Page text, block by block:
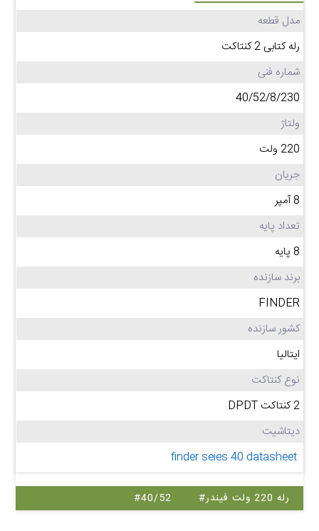
مدل قطعه
رله کتابی 2 کنتاکت
شماره فنی
40/52/8/230
ولتاژ
220 ولت
جریان
8 آمپر
تعداد پایه
8 پایه
برند سازنده
FINDER
کشور سازنده
ایتالیا
نوع کنتاکت
2 کنتاکت DPDT
دیتاشیت
finder seies 40 datasheet
#رله 220 ولت فیندر #40/52